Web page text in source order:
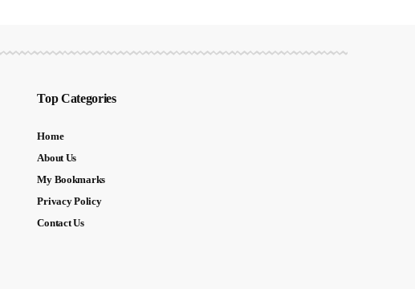
Top Categories
Home
About Us
My Bookmarks
Privacy Policy
Contact Us